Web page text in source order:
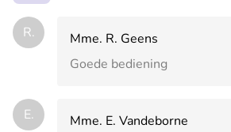
R.
Mme. R. Geens
Goede bediening
E.
Mme. E. Vandeborne